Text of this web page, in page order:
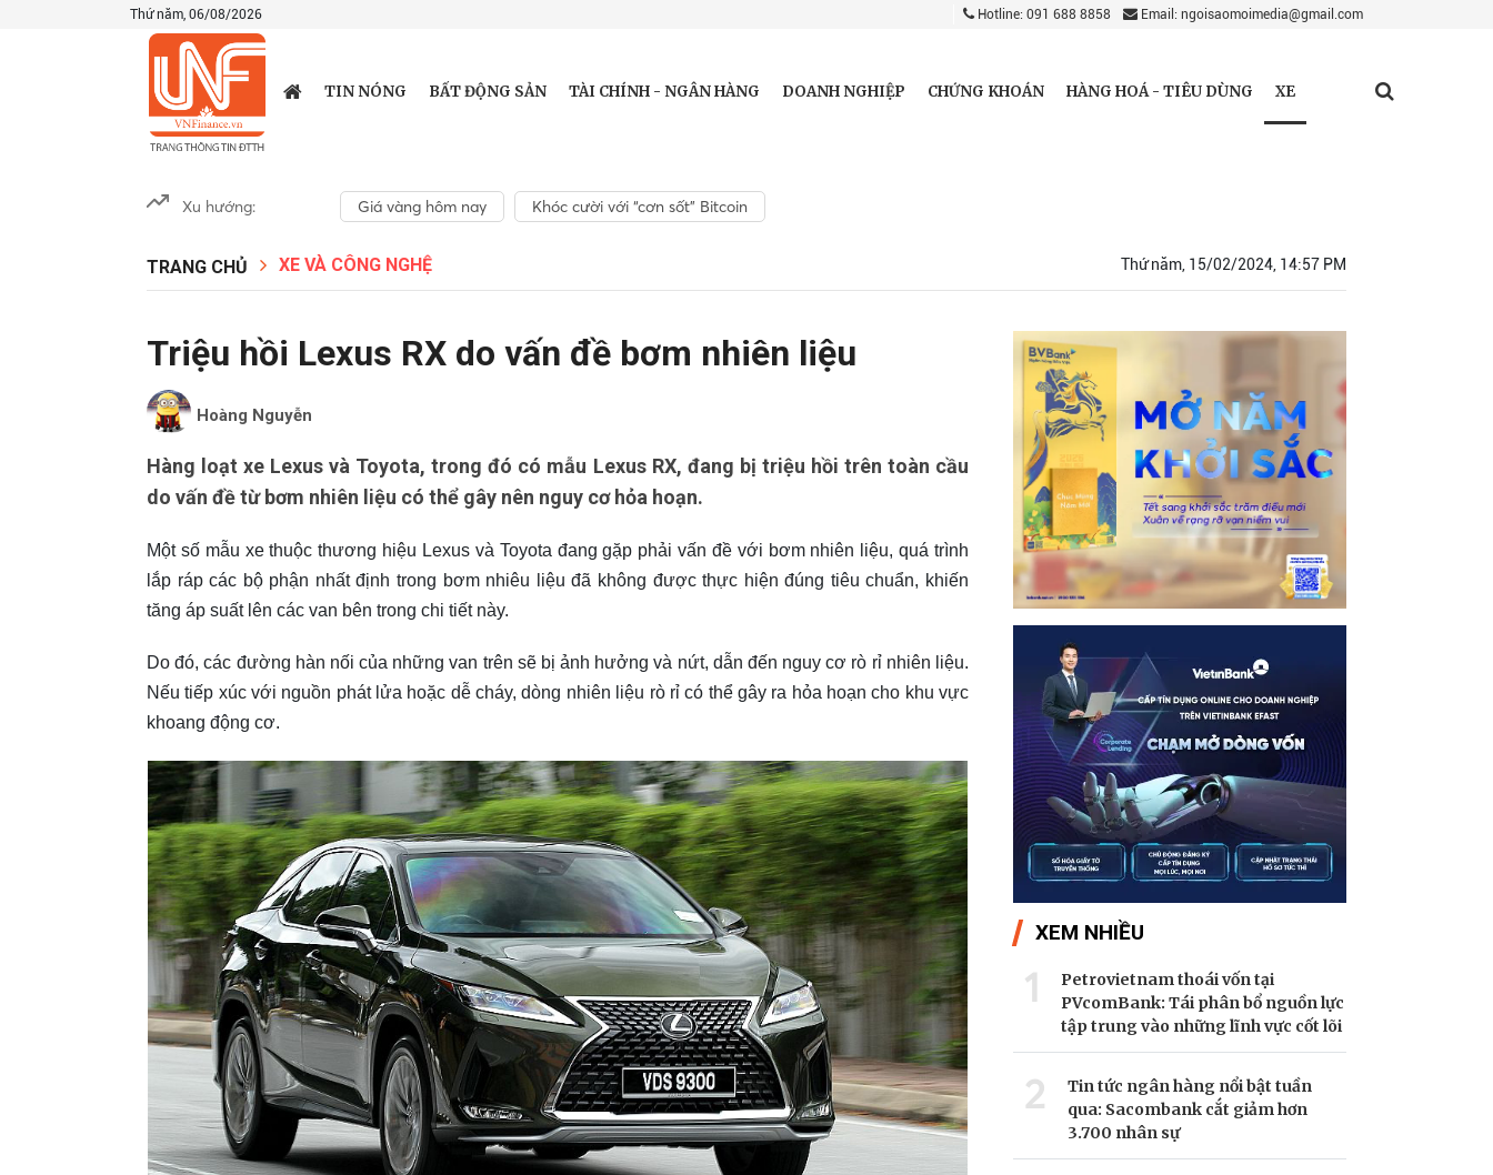
Thứ năm, 06/08/2026 Hotline: 091 688 8858 Email: ngoisaomoimedia@gmail.com
TIN NÓNG BẤT ĐỘNG SẢN TÀI CHÍNH - NGÂN HÀNG DOANH NGHIỆP CHỨNG KHOÁN HÀNG HOÁ - TIÊU DÙNG XE
Xu hướng: Giá vàng hôm nay Khóc cười với “cơn sốt” Bitcoin
TRANG CHỦ XE VÀ CÔNG NGHỆ Thứ năm, 15/02/2024, 14:57 PM
Triệu hồi Lexus RX do vấn đề bơm nhiên liệu
Hoàng Nguyễn
Hàng loạt xe Lexus và Toyota, trong đó có mẫu Lexus RX, đang bị triệu hồi trên toàn cầu
do vấn đề từ bơm nhiên liệu có thể gây nên nguy cơ hỏa hoạn.
Một số mẫu xe thuộc thương hiệu Lexus và Toyota đang gặp phải vấn đề với bơm nhiên liệu, quá trình
lắp ráp các bộ phận nhất định trong bơm nhiêu liệu đã không được thực hiện đúng tiêu chuẩn, khiến
tăng áp suất lên các van bên trong chi tiết này.
Do đó, các đường hàn nối của những van trên sẽ bị ảnh hưởng và nứt, dẫn đến nguy cơ rò rỉ nhiên liệu.
Nếu tiếp xúc với nguồn phát lửa hoặc dễ cháy, dòng nhiên liệu rò rỉ có thể gây ra hỏa hoạn cho khu vực
khoang động cơ.
XEM NHIỀU
1
Petrovietnam thoái vốn tại
PVcomBank: Tái phân bổ nguồn lực
tập trung vào những lĩnh vực cốt lõi
2
Tin tức ngân hàng nổi bật tuần
qua: Sacombank cắt giảm hơn
3.700 nhân sự